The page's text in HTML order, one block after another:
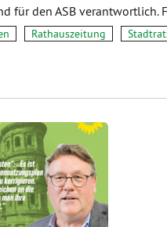
für den ASB verantwortlich.
Rathauszeitung